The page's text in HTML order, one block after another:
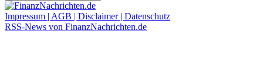
Impressum | AGB | Disclaimer | Datenschutz
RSS-News von FinanzNachrichten.de